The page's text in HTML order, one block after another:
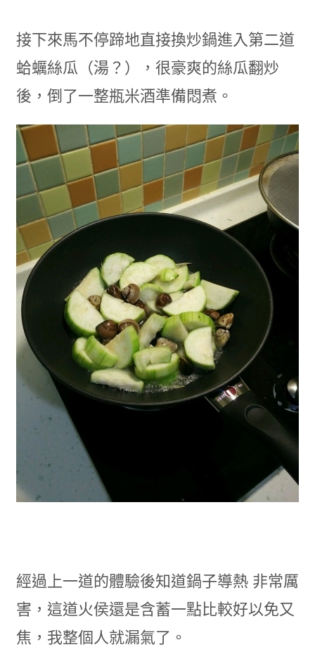
接下來馬不停蹄地直接換炒鍋進入第二道
蛤蠣絲瓜（湯？），很豪爽的絲瓜翻炒
後，倒了一整瓶米酒準備悶煮。
經過上一道的體驗後知道鍋子導熱 非常厲
害，這道火侯還是含蓄一點比較好以免又
焦，我整個人就漏氣了。